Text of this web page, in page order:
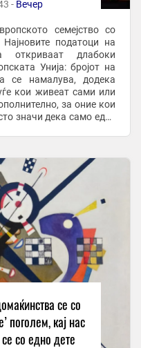
- Вечер
семејство со
податоци на
откриваат длабоки
Унија: бројот на
се намалува, додека
кои живеат сами или
значи дека само еден
се со
поголем, кај нас
со едно дете